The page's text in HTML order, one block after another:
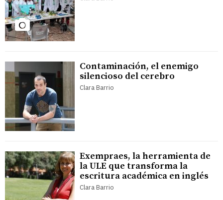
Contaminación, el enemigo
silencioso del cerebro
Clara Barrio
Exempraes, la herramienta de
la ULE que transforma la
escritura académica en inglés
Clara Barrio